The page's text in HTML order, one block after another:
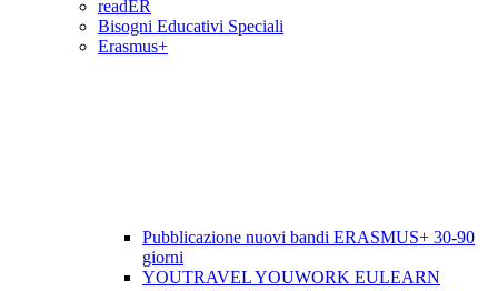
readER
Bisogni Educativi Speciali
Erasmus+
Pubblicazione nuovi bandi ERASMUS+ 30-90
giorni
YOUTRAVEL YOUWORK EULEARN